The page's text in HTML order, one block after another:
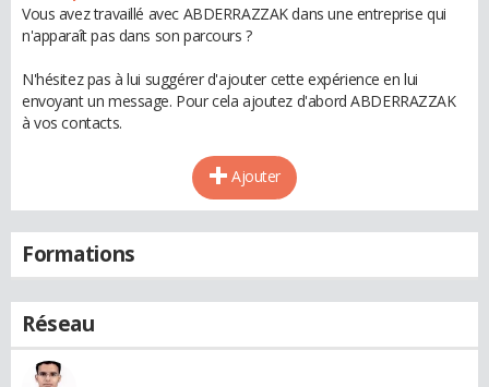
Vous avez travaillé avec ABDERRAZZAK dans une entreprise qui
n'apparaît pas dans son parcours ?
N'hésitez pas à lui suggérer d'ajouter cette expérience en lui
envoyant un message. Pour cela ajoutez d'abord ABDERRAZZAK
à vos contacts.
Ajouter
Formations
Réseau